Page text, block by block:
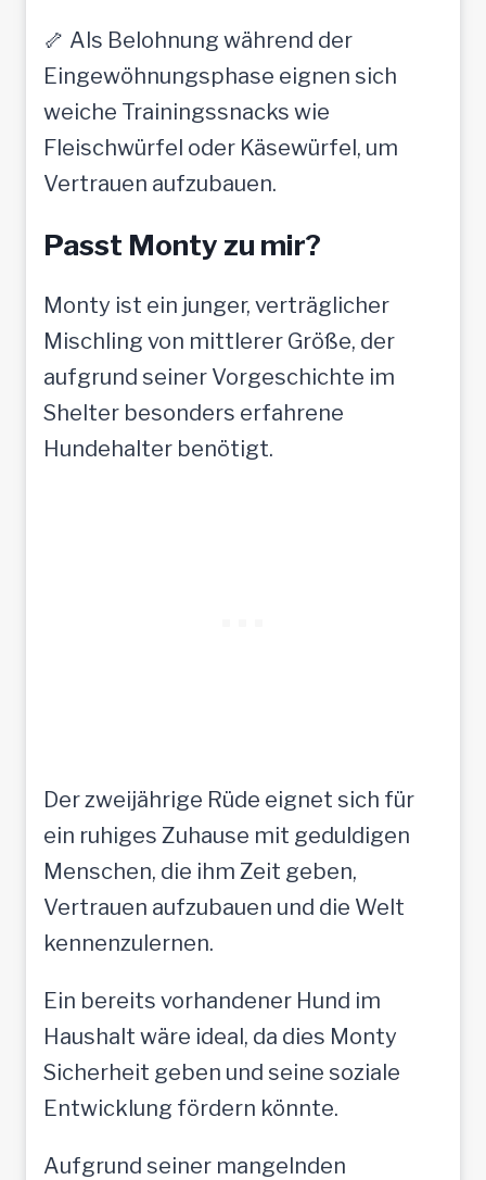
🦴 Als Belohnung während der
Eingewöhnungsphase eignen sich
weiche Trainingssnacks wie
Fleischwürfel oder Käsewürfel, um
Vertrauen aufzubauen.
Passt Monty zu mir?
Monty ist ein junger, verträglicher
Mischling von mittlerer Größe, der
aufgrund seiner Vorgeschichte im
Shelter besonders erfahrene
Hundehalter benötigt.
Der zweijährige Rüde eignet sich für
ein ruhiges Zuhause mit geduldigen
Menschen, die ihm Zeit geben,
Vertrauen aufzubauen und die Welt
kennenzulernen.
Ein bereits vorhandener Hund im
Haushalt wäre ideal, da dies Monty
Sicherheit geben und seine soziale
Entwicklung fördern könnte.
Aufgrund seiner mangelnden